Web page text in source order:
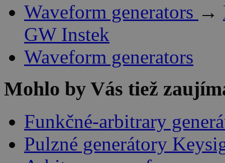
Waveform generators →
GW Instek
Waveform generators
Mohlo by Vás tiež
Funkčné-arbitrary
Pulzné generátory